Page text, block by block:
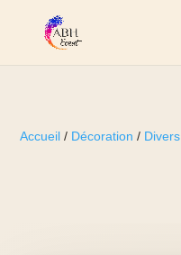
Accueil / Décoration / Divers